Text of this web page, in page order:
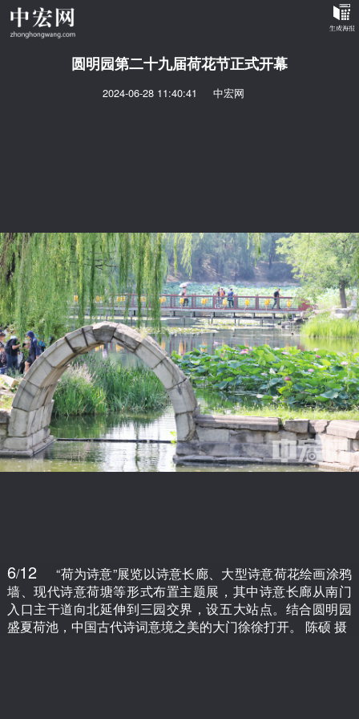
圆明园第二十九届荷花节正式开幕
2024-06-28 11:40:41 中宏网
6/12
“荷为诗意”展览以诗意长廊、大型诗意荷花绘画涂鸦
墙、现代诗意荷塘等形式布置主题展，其中诗意长廊从南门
入口主干道向北延伸到三园交界，设五大站点。结合圆明园
盛夏荷池，中国古代诗词意境之美的大门徐徐打开。 陈硕 摄